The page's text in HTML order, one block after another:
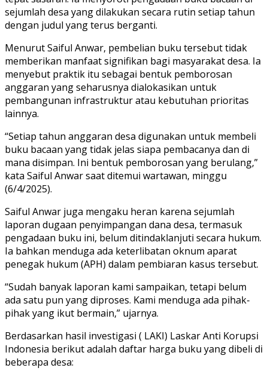
sejumlah desa yang dilakukan secara rutin setiap tahun
dengan judul yang terus berganti.
Menurut Saiful Anwar, pembelian buku tersebut tidak
memberikan manfaat signifikan bagi masyarakat desa. Ia
menyebut praktik itu sebagai bentuk pemborosan
anggaran yang seharusnya dialokasikan untuk
pembangunan infrastruktur atau kebutuhan prioritas
lainnya.
“Setiap tahun anggaran desa digunakan untuk membeli
buku bacaan yang tidak jelas siapa pembacanya dan di
mana disimpan. Ini bentuk pemborosan yang berulang,”
kata Saiful Anwar saat ditemui wartawan, minggu
(6/4/2025).
Saiful Anwar juga mengaku heran karena sejumlah
laporan dugaan penyimpangan dana desa, termasuk
pengadaan buku ini, belum ditindaklanjuti secara hukum.
Ia bahkan menduga ada keterlibatan oknum aparat
penegak hukum (APH) dalam pembiaran kasus tersebut.
“Sudah banyak laporan kami sampaikan, tetapi belum
ada satu pun yang diproses. Kami menduga ada pihak-
pihak yang ikut bermain,” ujarnya.
Berdasarkan hasil investigasi ( LAKI) Laskar Anti Korupsi
Indonesia berikut adalah daftar harga buku yang dibeli di
beberapa desa: